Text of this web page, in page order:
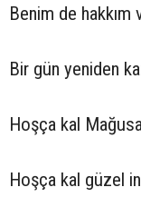
Benim de
Bir gün yeniden
Hoşça kal
Hoşça kal güzel